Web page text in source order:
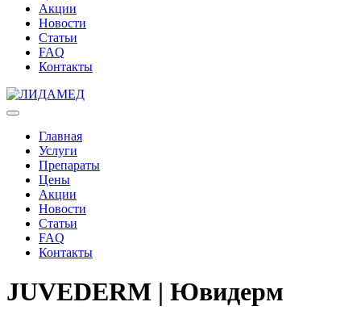
Акции
Новости
Статьи
FAQ
Контакты
Главная
Услуги
Препараты
Цены
Акции
Новости
Статьи
FAQ
Контакты
JUVEDERM | Ювидерм